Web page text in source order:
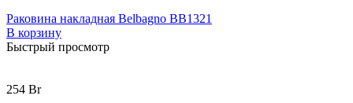
Раковина накладная Belbagno BB1321
В корзину
Быстрый просмотр
254 Br